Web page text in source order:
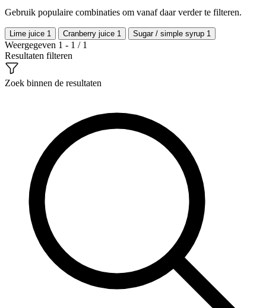
Gebruik populaire combinaties om vanaf daar verder te filteren.
Lime juice 1 Cranberry juice 1 Sugar / simple syrup 1
Weergegeven 1 - 1 / 1
Resultaten filteren
Zoek binnen de resultaten